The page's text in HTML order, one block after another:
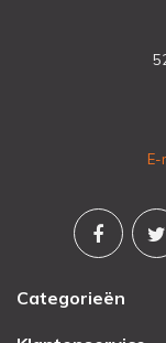
E-
Categorieën